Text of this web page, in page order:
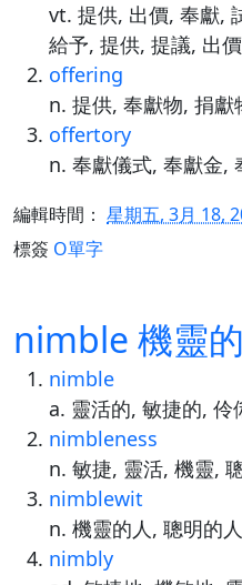
vt. 提供, 出價, 奉獻,
給予, 提供, 提議, 出價
offering
n. 提供, 奉獻物, 捐獻
offertory
n. 奉獻儀式, 奉獻金,
編輯時間： 星期五, 3月 18,
標簽 O單字
nimble 機靈的
nimble
a. 靈活的, 敏捷的, 伶
nimbleness
n. 敏捷, 靈活, 機靈,
nimblewit
n. 機靈的人, 聰明的人
nimbly